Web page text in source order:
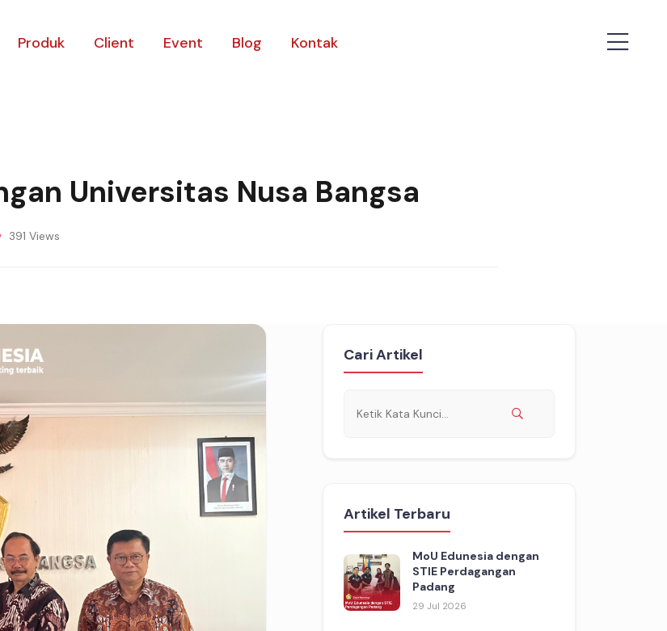
Produk Client Event Blog Kontak
Universitas Nusa Bangsa
391 Views
Cari Artikel
Artikel Terbaru
MoU Edunesia dengan
STIE Perdagangan
Padang
29 Jul 2026